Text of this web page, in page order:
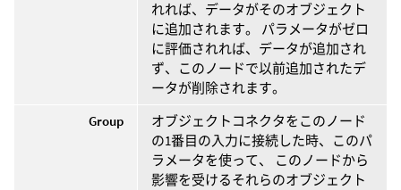
れれば、データがそのオブジェクト
に追加されます。 パラメータがゼロ
に評価されれば、データが追加され
ず、このノードで以前追加されたデ
ータが削除されます。
Group
オブジェクトコネクタをこのノード
の1番目の入力に接続した時、このパ
ラメータを使って、 このノードから
影響を受けるそれらのオブジェクト